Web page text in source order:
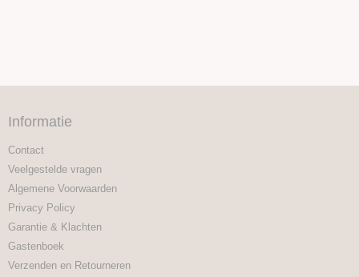
Informatie
Contact
Veelgestelde vragen
Algemene Voorwaarden
Privacy Policy
Garantie & Klachten
Gastenboek
Verzenden en Retourneren